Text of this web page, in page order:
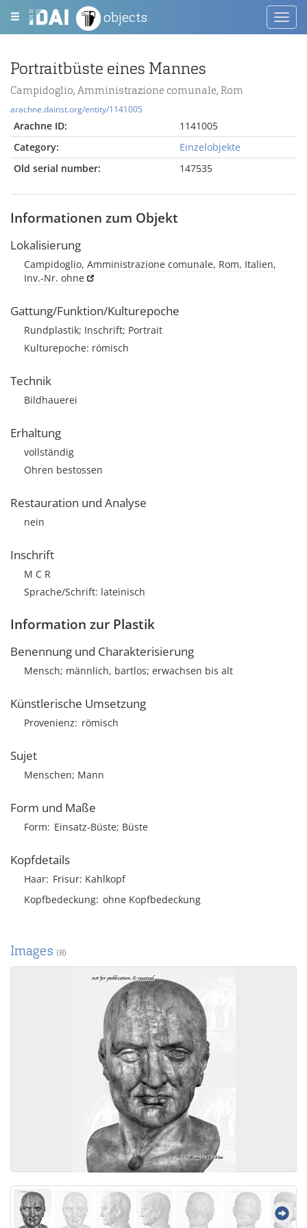
objects
Portraitbüste eines Mannes
Campidoglio, Amministrazione comunale, Rom
arachne.dainst.org/entity/1141005
Arachne ID:
1141005
Category:
Einzelobjekte
Old serial number:
147535
Informationen zum Objekt
Lokalisierung
Campidoglio, Amministrazione comunale, Rom, Italien,
Inv.-Nr. ohne
Gattung/Funktion/Kulturepoche
Rundplastik; Inschrift; Portrait
Kulturepoche: römisch
Technik
Bildhauerei
Erhaltung
vollständig
Ohren bestossen
Restauration und Analyse
nein
Inschrift
M C R
Sprache/Schrift: lateinisch
Information zur Plastik
Benennung und Charakterisierung
Mensch; männlich, bartlos; erwachsen bis alt
Künstlerische Umsetzung
Provenienz römisch
Sujet
Menschen; Mann
Form und Maße
Form Einsatz-Büste; Büste
Kopfdetails
Haar Frisur Kahlkopf
Kopfbedeckung ohne Kopfbedeckung
Images (8)